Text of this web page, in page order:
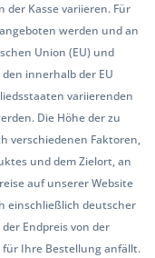
der Kasse variieren. Für
werden und an
Union (EU) und
innerhalb der EU
variierenden
Die Höhe der zu
verschiedenen Faktoren,
und dem Zielort, an
auf unserer Website
einschließlich deutscher
Endpreis von der
Ihre Bestellung anfällt.